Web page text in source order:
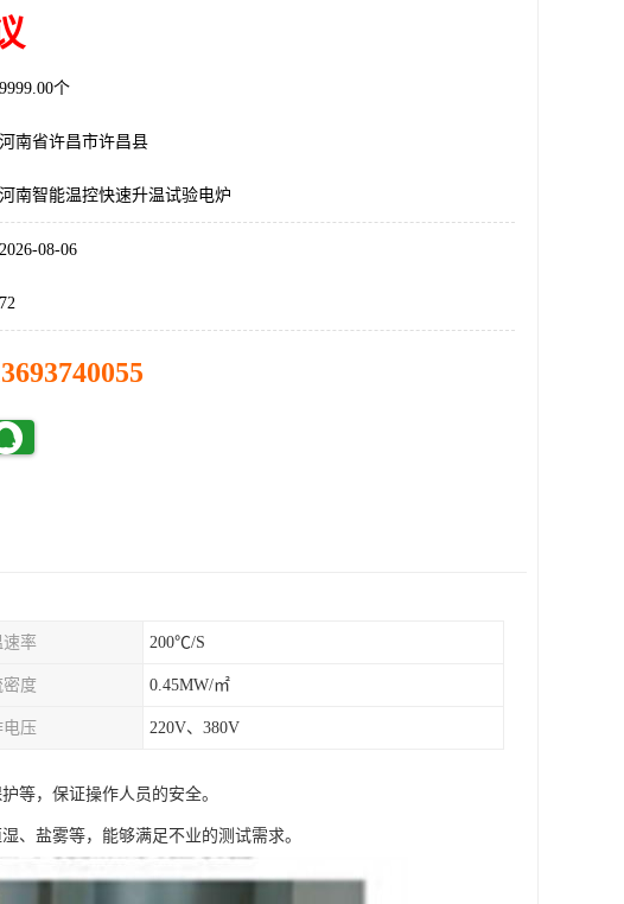
9999.00个
河南省许昌市许昌县
河南智能温控快速升温试验电炉
2026-08-06
72
速率 200℃/S
密度 0.45MW/㎡
电压 220V、380V
等，保证操作人员的安全。
、盐雾等，能够满足不业的测试需求。